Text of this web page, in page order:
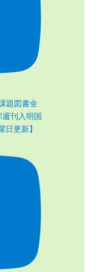
題図書全
刊入明国
更新】